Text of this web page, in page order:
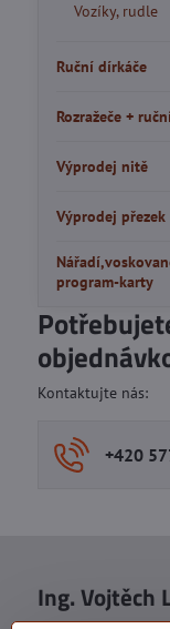
Vozíky, rudle
Ruční dírkáče
Rozražeče +
Výprodej nitě
Výprodej přezek
program-karty
Kontaktujte nás:
+420
Ing. Vojtěch